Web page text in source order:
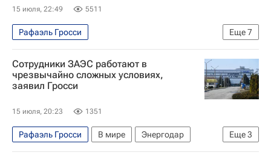
15 июля, 22:49 5511
Еще7
Рафаэль Гросси
Специальная военная операция на Украине
МАГАТЭ
Алексей Лихачев
Запорожская АЭС
Энергодар
Александр Яковлев (ЗАЭС)
Сотрудники ЗАЭС работают в
чрезвычайно сложных условиях,
заявил Гросси
15 июля, 20:23 1351
Еще3
Рафаэль Гросси В мире
Энергодар